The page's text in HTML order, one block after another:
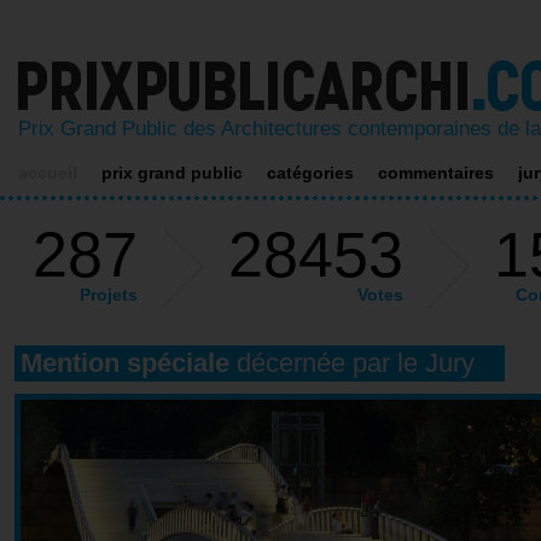
prixpublicarchi.com
Prix Grand Public des Architectures contemporaines de
prix grand public catégories commentaires
287
Projets
28453
Votes
Mention spéciale décernée par le Jury